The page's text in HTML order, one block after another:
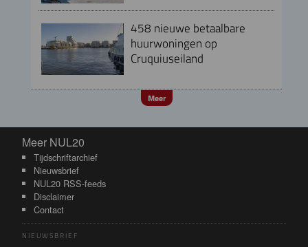
458 nieuwe betaalbare
huurwoningen op
Cruquiuseiland
Meer
Meer NUL20
Meer NUL20
Tijdschriftarchief
Nieuwsbrief
NUL20 RSS-feeds
Disclaimer
Contact
NIEUWSBRIEF